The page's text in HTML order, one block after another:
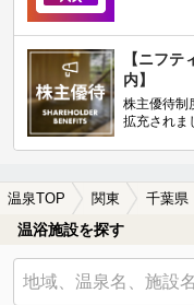
【ニフ
内】
株主優待制
拡充されま
温泉TOP 関東 千葉県
温浴施設を探す